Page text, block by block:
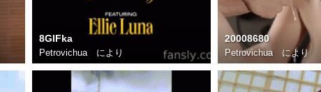
8GIFka
Petrovichuaにより
20008680
Petrovichuaにより